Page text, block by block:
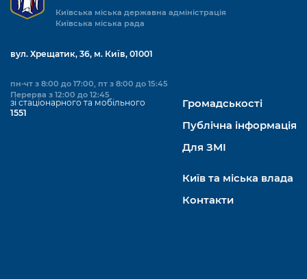
Київська міська державна адміністрація
Київська міська рада
вул. Хрещатик, 36, м. Київ, 01001
пн-чт з 8:00 до 17:00, пт з 8:00 до 15:45
Перерва з 12:00 до 12:45
зі стаціонарного та мобільного
1551
Громадськості
Публічна інформація
Для ЗМІ
Київ та міська влада
Контакти